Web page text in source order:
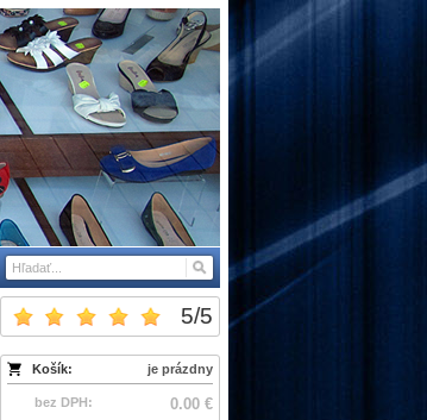
5/5
Košík: je prázdny
bez DPH: 0.00 €